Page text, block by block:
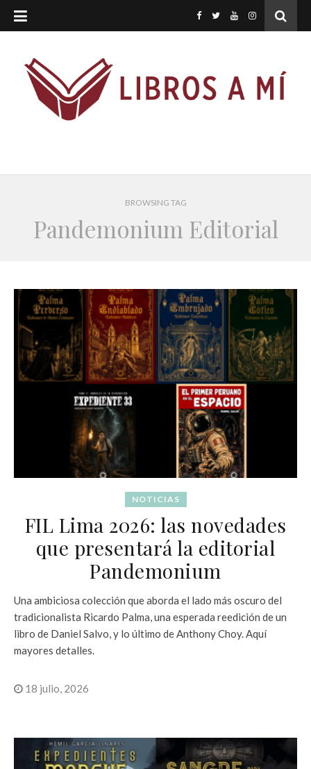
BROWSING TAG
Pandemonium Editorial
NOTICIAS
FIL Lima 2026: las novedades
que presentará la editorial
Pandemonium
Una ambiciosa colección que aborda el lado más oscuro del
tradicionalista Ricardo Palma, una esperada reedición de un
libro de Daniel Salvo, y lo último de Anthony Choy. Aquí
mayores detalles.
18 julio, 2026